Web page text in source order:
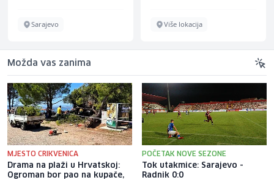
Sarajevo Više lokacija
Možda vas zanima
MJESTO CRIKVENICA
Drama na plaži u Hrvatskoj:
Ogroman bor pao na kupače,
POČETAK NOVE SEZONE
Tok utakmice: Sarajevo -
Radnik 0:0